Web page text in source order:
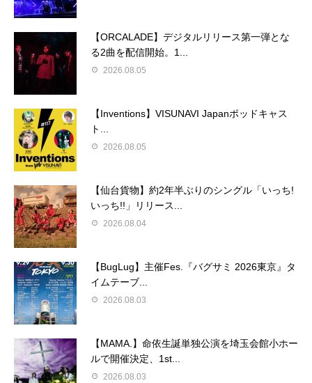
【ORCALADE】デジタルリリース第一弾とな
る2曲を配信開始。1...
2026.08.05
【Inventions】VISUNAVI Japanポッドキャス
ト...
2026.08.05
【仙台貨物】約2年半ぶりのシングル「いっち!
いっち!!」リリース...
2026.08.04
【BugLug】主催Fes.『バグサミ 2026東京』タ
イムテーブ...
2026.08.03
【MAMA.】命依生誕単独公演を埼玉会館小ホー
ルで開催決定、1st...
2026.08.03